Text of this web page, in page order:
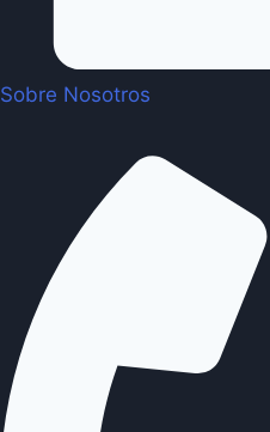
Sobre Nosotros